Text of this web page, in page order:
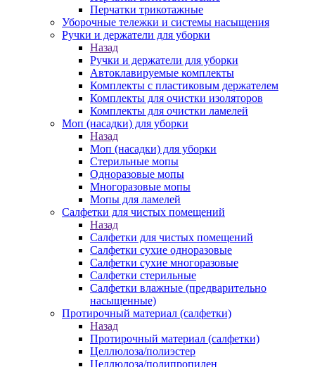
Перчатки трикотажные
Уборочные тележки и системы насыщения
Ручки и держатели для уборки
Назад
Ручки и держатели для уборки
Автоклавируемые комплекты
Комплекты с пластиковым держателем
Комплекты для очистки изоляторов
Комплекты для очистки ламелей
Моп (насадки) для уборки
Назад
Моп (насадки) для уборки
Стерильные мопы
Одноразовые мопы
Многоразовые мопы
Мопы для ламелей
Салфетки для чистых помещений
Назад
Салфетки для чистых помещений
Салфетки сухие одноразовые
Салфетки сухие многоразовые
Салфетки стерильные
Салфетки влажные (предварительно
насыщенные)
Протирочный материал (салфетки)
Назад
Протирочный материал (салфетки)
Целлюлоза/полиэстер
Целлюлоза/полипропилен